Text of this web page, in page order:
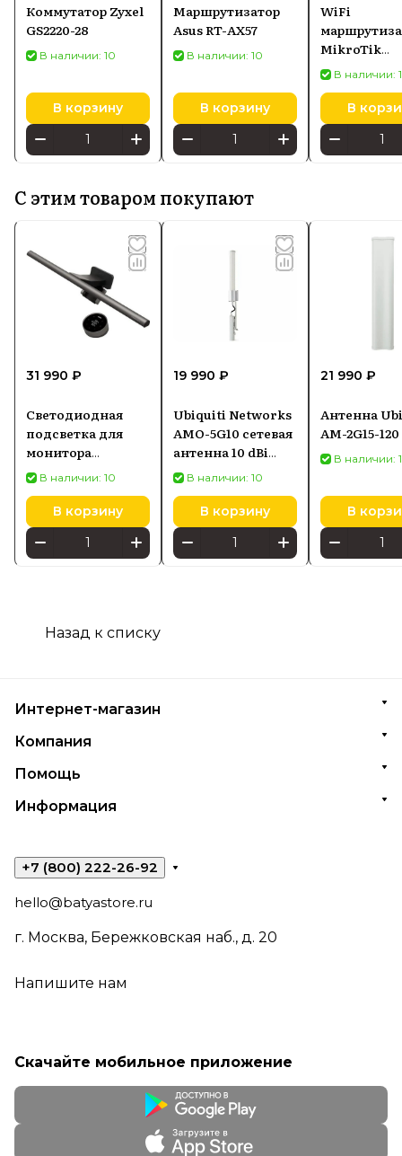
Коммутатор Zyxel
GS2220-28
В наличии: 10
В корзину
Маршрутизатор
Asus RT-AX57
В наличии: 10
В корзину
WiFi
MikroTik
L009UiGS-
IN
В наличии:
В
С этим товаром покупают
31 990 ₽
Светодиодная
подсветка для
монитора
SCREENBAR HALO
2
В наличии: 10
В корзину
19 990 ₽
Ubiquiti Networks
AMO-5G10 сетевая
антенна 10 dBi
Секторная
антенна
В наличии: 10
В корзину
21 990 ₽
Антенна
AM-2G15-120
В наличии:
В
Назад к списку
Интернет-магазин
Компания
Помощь
Информация
+7 (800) 222-26-92
hello@batyastore.ru
г. Москва, Бережковская наб., д. 20
Напишите нам
Скачайте мобильное приложение